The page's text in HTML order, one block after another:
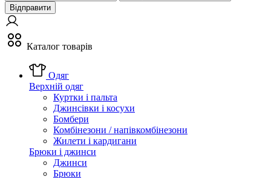
Відправити
Каталог товарів
Одяг
Верхній одяг
Куртки і пальта
Джинсівки і косухи
Бомбери
Комбінезони / напівкомбінезони
Жилети і кардигани
Брюки і джинси
Джинси
Брюки